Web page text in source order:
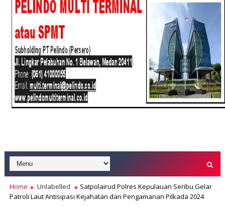
Home Unlabelled
Satpolairud Polres Kepulauan Seribu Gelar
Patroli Laut Antisipasi Kejahatan dan Pengamanan Pilkada 2024